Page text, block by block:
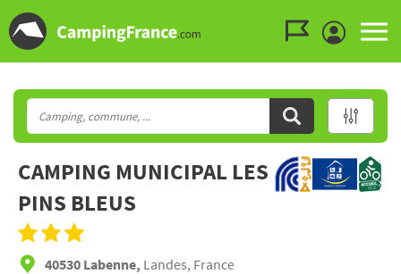
CAMPING MUNICIPAL LES
PINS BLEUS
40530 Labenne, Landes, France